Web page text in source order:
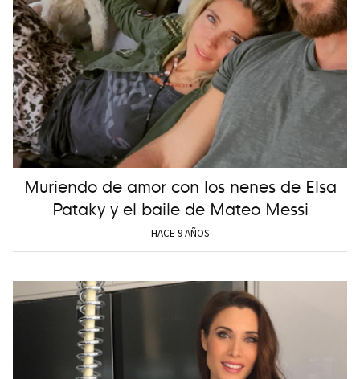
Muriendo de amor con los nenes de Elsa
Pataky y el baile de Mateo Messi
HACE 9 AÑOS